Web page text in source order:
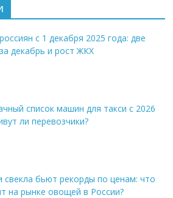
с 1 декабря 2025 года: две
декабрь и рост ЖКХ
список машин для такси с 2026
ли перевозчики?
свекла бьют рекорды по ценам: что
на рынке овощей в России?